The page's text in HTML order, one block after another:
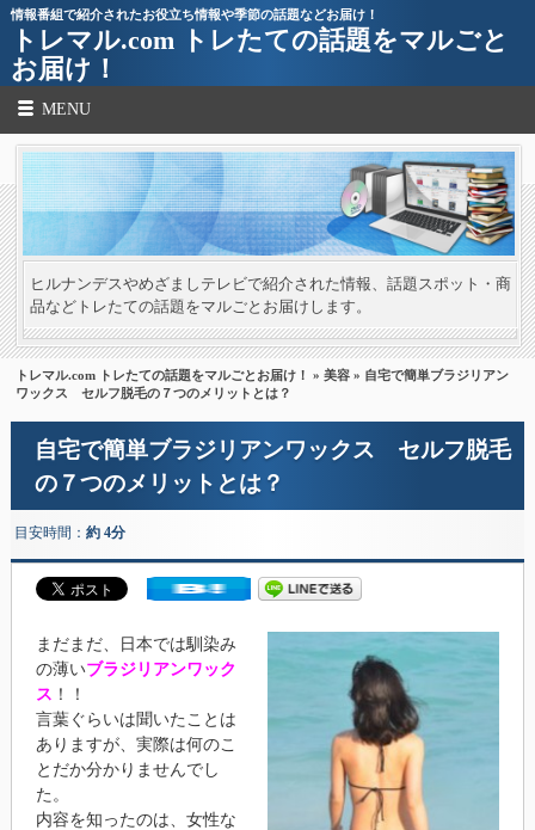
情報番組で紹介されたお役立ち情報や季節の話題などお届け！
トレマル.com トレたての話題をマルごと
お届け！
MENU
ヒルナンデスやめざましテレビで紹介された情報、話題スポット・商
品などトレたての話題をマルごとお届けします。
トレマル.com トレたての話題をマルごとお届け！ »美容 » 自宅で簡単ブラジリアン
ワックス セルフ脱毛の７つのメリットとは？
自宅で簡単ブラジリアンワックス セルフ脱毛
の７つのメリットとは？
目安時間： 約 4分
まだまだ、日本では馴染み
の薄いブラジリアンワック
ス ！！
言葉ぐらいは聞いたことは
ありますが、実際は何のこ
とだか分かりませんでし
た。
内容を知ったのは、女性な